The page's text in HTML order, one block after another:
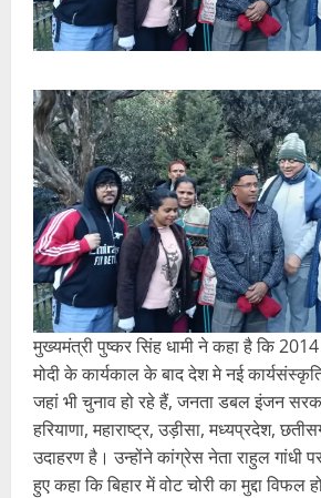
मुख्यमंत्री पुष्कर सिंह धामी ने कहा है कि
मोदी के कार्यकाल के बाद देश मे नई
जहां भी चुनाव हो रहे हैं, जनता डबल इंजन
हरियाणा, महाराष्ट्र, उड़ीसा, मध्यप्रदेश,
उदाहरण है। उन्होंने कांग्रेस नेता राहुल गांधी
हुए कहा कि बिहार में वोट चोरी का मुद्दा विफल